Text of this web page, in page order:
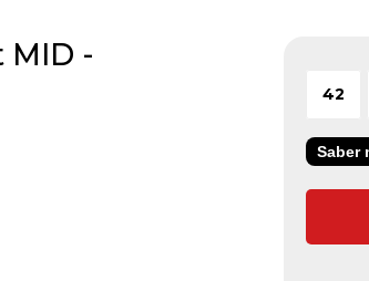
MID -
42
Saber